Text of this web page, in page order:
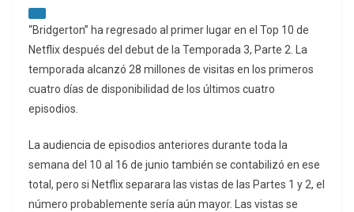
“Bridgerton” ha regresado al primer lugar en el Top 10 de
Netflix después del debut de la Temporada 3, Parte 2. La
temporada alcanzó 28 millones de visitas en los primeros
cuatro días de disponibilidad de los últimos cuatro
episodios.
La audiencia de episodios anteriores durante toda la
semana del 10 al 16 de junio también se contabilizó en ese
total, pero si Netflix separara las vistas de las Partes 1 y 2, el
número probablemente sería aún mayor. Las vistas se